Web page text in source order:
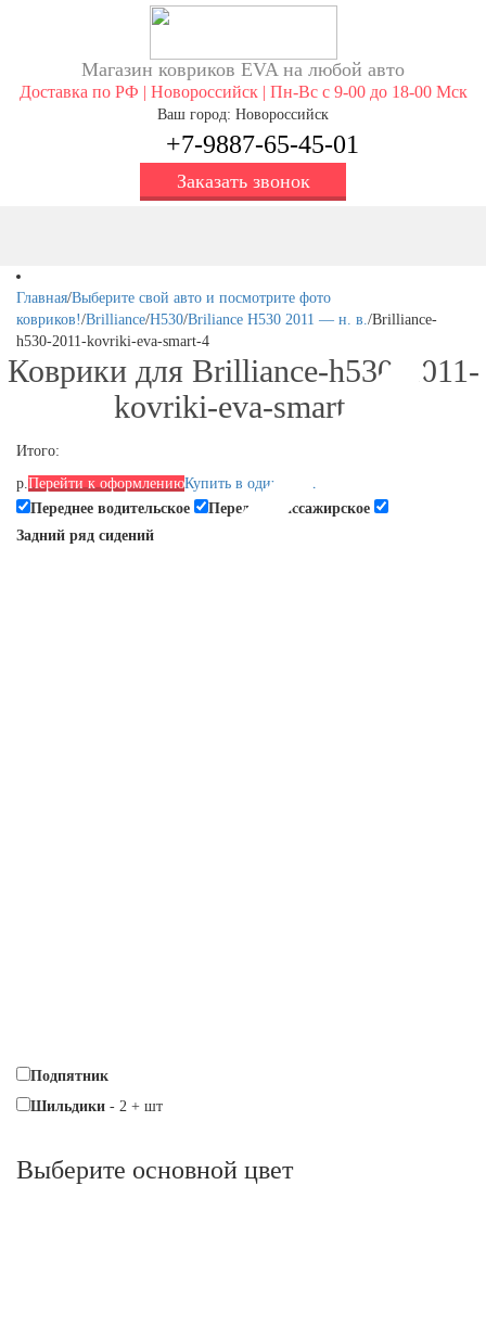
Магазин ковриков EVA ​на любой авто
Доставка по РФ | Новороссийск | Пн-Вс с 9-00 до 18-00 Мск
Ваш город: Новороссийск
+7-9887-65-45-01
Заказать звонок
Главная/Выберите свой авто и посмотрите фото
ковриков!/Brilliance/H530/Briliance H530 2011 — н. в./Brilliance-
h530-2011-kovriki-eva-smart-4
Коврики для Brilliance-h530-2011-
kovriki-eva-smart-4
Итого:
р.Перейти к оформлениюКупить в один клик
Переднее водительское
Переднее пассажирское
Задний ряд сидений
Подпятник
Шильдики - 2 + шт
Выберите oсновной цвет